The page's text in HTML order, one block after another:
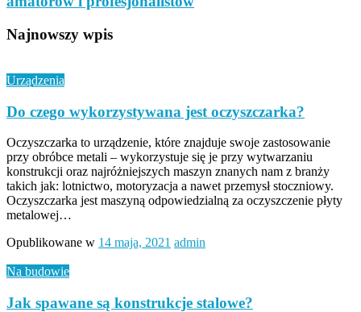
Najnowszy wpis
Urządzenia
Do czego wykorzystywana jest oczyszczarka?
Oczyszczarka to urządzenie, które znajduje swoje zastosowanie
przy obróbce metali – wykorzystuje się je przy wytwarzaniu
konstrukcji oraz najróżniejszych maszyn znanych nam z branży
takich jak: lotnictwo, motoryzacja a nawet przemysł stoczniowy.
Oczyszczarka jest maszyną odpowiedzialną za oczyszczenie płyty
metalowej…
Opublikowane w 14 maja, 2021 admin
Na budowie
Jak spawane są konstrukcje stalowe?